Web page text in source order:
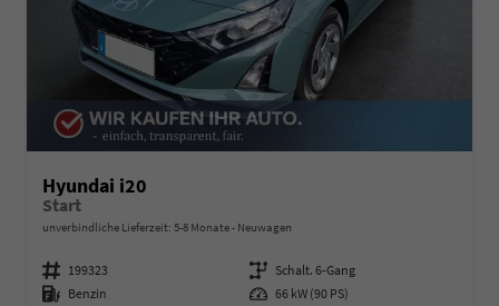
Hyundai i20
Start
unverbindliche Lieferzeit: 5-8 Monate Neuwagen
Fahrzeugnummer 199323 Getriebe Schalt. 6-Gang
Kraftstoff Benzin Leistung 66 kW (90 PS)